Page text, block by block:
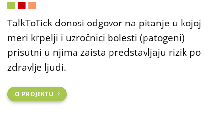
TalkToTick donosi odgovor na pitanje u kojoj
meri krpelji i uzročnici bolesti (patogeni)
prisutni u njima zaista predstavljaju rizik po
zdravlje ljudi.
O PROJEKTU